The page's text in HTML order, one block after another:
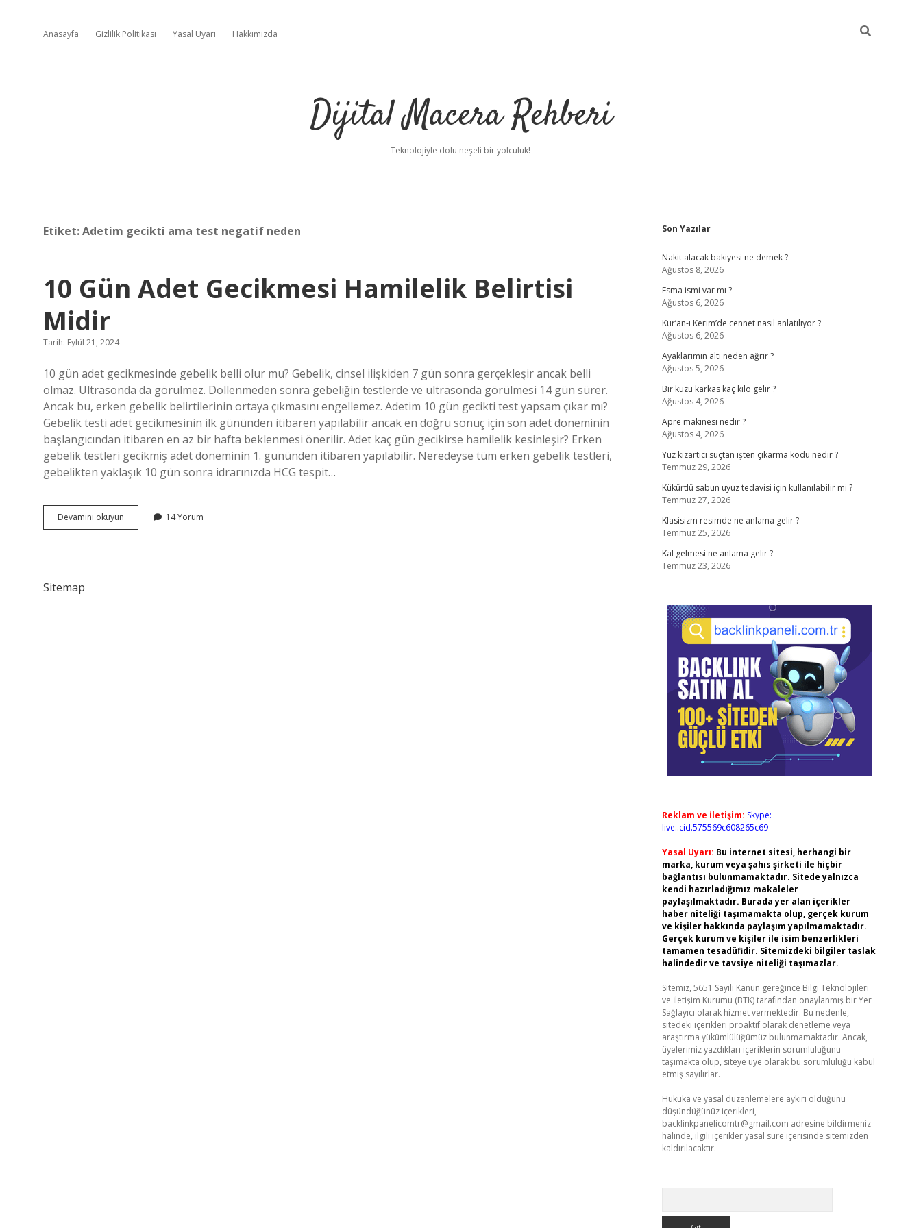
Anasayfa Gizlilik Politikası Yasal Uyarı Hakkımızda
Dijital Macera Rehberi
Teknolojiyle dolu neşeli bir yolculuk!
Etiket:Adetim gecikti ama test negatif neden
10 Gün Adet Gecikmesi Hamilelik Belirtisi
Midir
Tarih: Eylül 21, 2024
10 gün adet gecikmesinde gebelik belli olur mu? Gebelik, cinsel ilişkiden 7 gün sonra gerçekleşir ancak belli
olmaz. Ultrasonda da görülmez. Döllenmeden sonra gebeliğin testlerde ve ultrasonda görülmesi 14 gün sürer.
Ancak bu, erken gebelik belirtilerinin ortaya çıkmasını engellemez. Adetim 10 gün gecikti test yapsam çıkar mı?
Gebelik testi adet gecikmesinin ilk gününden itibaren yapılabilir ancak en doğru sonuç için son adet döneminin
başlangıcından itibaren en az bir hafta beklenmesi önerilir. Adet kaç gün gecikirse hamilelik kesinleşir? Erken
gebelik testleri gecikmiş adet döneminin 1. gününden itibaren yapılabilir. Neredeyse tüm erken gebelik testleri,
gebelikten yaklaşık 10 gün sonra idrarınızda HCG tespit…
Devamını okuyun
Gün
14 Yorum
Sitemap
Sidebar
Son Yazılar
Nakit alacak bakiyesi ne demek ?
Ağustos 8, 2026
Esma ismi var mı ?
Ağustos 6, 2026
Kur’an-ı Kerim’de cennet nasıl anlatılıyor ?
Ağustos 6, 2026
Ayaklarımın altı neden ağrır ?
Ağustos 5, 2026
Bir kuzu karkas kaç kilo gelir ?
Ağustos 4, 2026
Apre makinesi nedir ?
Ağustos 4, 2026
Yüz kızartıcı suçtan işten çıkarma kodu nedir ?
Temmuz 29, 2026
Kükürtlü sabun uyuz tedavisi için kullanılabilir mi ?
Temmuz 27, 2026
Klasisizm resimde ne anlama gelir ?
Temmuz 25, 2026
Kal gelmesi ne anlama gelir ?
Temmuz 23, 2026
Reklam ve İletişim: Skype:
live:.cid.575569c608265c69
Yasal Uyarı: Bu internet sitesi, herhangi bir
marka, kurum veya şahıs şirketi ile hiçbir
bağlantısı bulunmamaktadır. Sitede yalnızca
kendi hazırladığımız makaleler
paylaşılmaktadır. Burada yer alan içerikler
haber niteliği taşımamakta olup, gerçek kurum
ve kişiler hakkında paylaşım yapılmamaktadır.
Gerçek kurum ve kişiler ile isim benzerlikleri
tamamen tesadüfidir. Sitemizdeki bilgiler taslak
halindedir ve tavsiye niteliği taşımazlar.
Sitemiz, 5651 Sayılı Kanun gereğince Bilgi Teknolojileri
ve İletişim Kurumu (BTK) tarafından onaylanmış bir Yer
Sağlayıcı olarak hizmet vermektedir. Bu nedenle,
sitedeki içerikleri proaktif olarak denetleme veya
araştırma yükümlülüğümüz bulunmamaktadır. Ancak,
üyelerimiz yazdıkları içeriklerin sorumluluğunu
taşımakta olup, siteye üye olarak bu sorumluluğu kabul
etmiş sayılırlar.
Hukuka ve yasal düzenlemelere aykırı olduğunu
düşündüğünüz içerikleri,
backlinkpanelicomtr@gmail.com adresine bildirmeniz
halinde, ilgili içerikler yasal süre içerisinde sitemizden
kaldırılacaktır.